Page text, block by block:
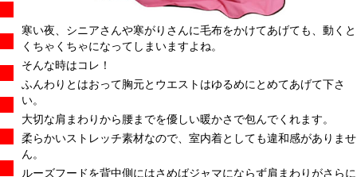
寒い夜、シニアさんや寒がりさんに毛布をかけてあげても、動くと
くちゃくちゃになってしまいますよね。
そんな時はコレ！
ふんわりとはおって胸元とウエストはゆるめにとめてあげて下さ
い。
大切な肩まわりから腰までを優しい暖かさで包んでくれます。
柔らかいストレッチ素材なので、室内着としても違和感がありませ
ん。
ルーズフードを背中側にはさめばジャマにならず肩まわりがさらに